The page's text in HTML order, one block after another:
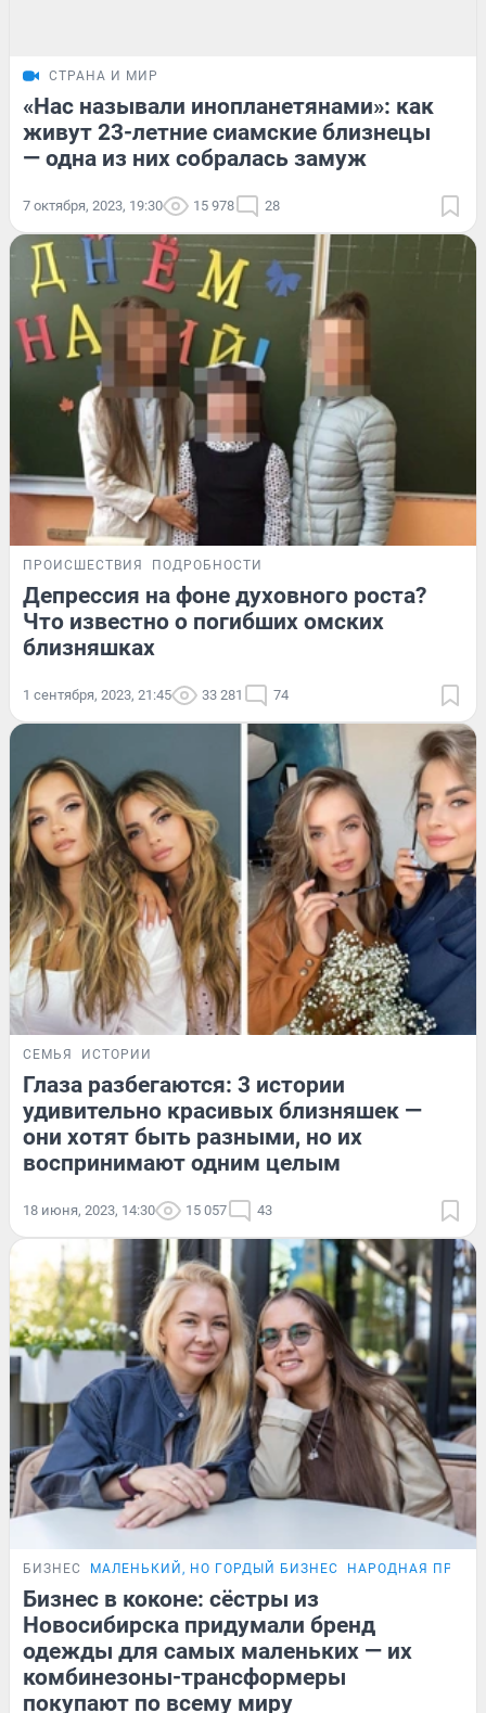
СТРАНА И МИР
«Нас называли инопланетянами»: как
живут 23-летние сиамские близнецы
— одна из них собралась замуж
7 октября, 2023, 19:30 15 978 28
ПРОИСШЕСТВИЯ ПОДРОБНОСТИ
Депрессия на фоне духовного роста?
Что известно о погибших омских
близняшках
1 сентября, 2023, 21:45 33 281 74
СЕМЬЯ ИСТОРИИ
Глаза разбегаются: 3 истории
удивительно красивых близняшек —
они хотят быть разными, но их
воспринимают одним целым
18 июня, 2023, 14:30 15 057 43
БИЗНЕС МАЛЕНЬКИЙ, НО ГОРДЫЙ БИЗНЕС НАРОДНАЯ
Бизнес в коконе: сёстры из
Новосибирска придумали бренд
одежды для самых маленьких — их
комбинезоны-трансформеры
покупают по всему миру